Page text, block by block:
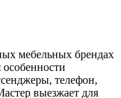
мебельных брендах
особенности
телефон,
выезжает для